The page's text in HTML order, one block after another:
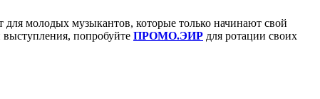
для молодых музыкантов, которые только начинают свой
попробуйте ПРОМО.ЭИР для ротации своих